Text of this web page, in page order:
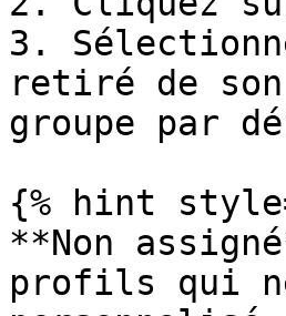
3.
retiré de
groupe par
{% hint
**Non
profils qui